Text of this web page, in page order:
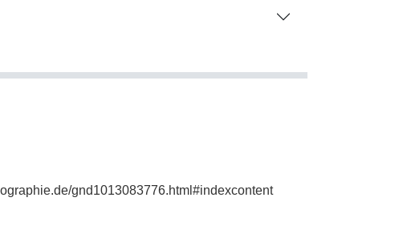
gnd1013083776.html#indexcontent